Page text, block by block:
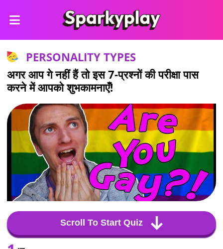
PERSONALITY TYPES
अगर आप गे नहीं हैं तो इस 7-प्रश्नों की परीक्षा पास
करने में आपको शुभकामनाएँ!
Scroll To Start Quiz